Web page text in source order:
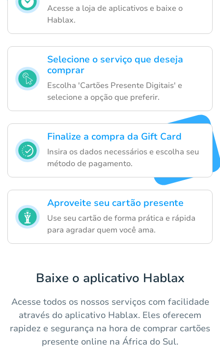
Acesse a loja de aplicativos e baixe o
Hablax.
Selecione o serviço que deseja
comprar
Escolha 'Cartões Presente Digitais' e
selecione a opção que preferir.
Finalize a compra da Gift Card
Insira os dados necessários e escolha seu
método de pagamento.
Aproveite seu cartão presente
Use seu cartão de forma prática e rápida
para agradar quem você ama.
Baixe o aplicativo Hablax
Acesse todos os nossos serviços com facilidade
através do aplicativo Hablax. Eles oferecem
rapidez e segurança na hora de comprar cartões
presente online na África do Sul.